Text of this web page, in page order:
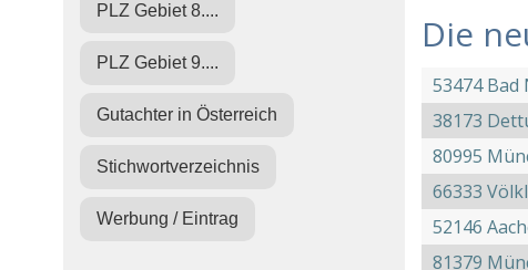
PLZ Gebiet 8....
PLZ Gebiet 9....
Gutachter in Österreich
Stichwortverzeichnis
Werbung / Eintrag
Die
53474
38173
80995
66333
52146
81379